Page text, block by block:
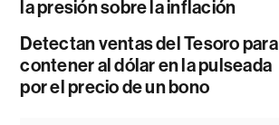
la presión sobre la inflación
Detectan ventas del Tesoro para
contener al dólar en la pulseada
por el precio de un bono